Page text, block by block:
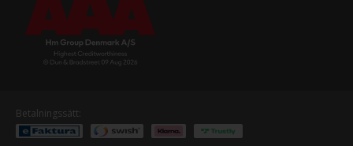
Betalningssätt: